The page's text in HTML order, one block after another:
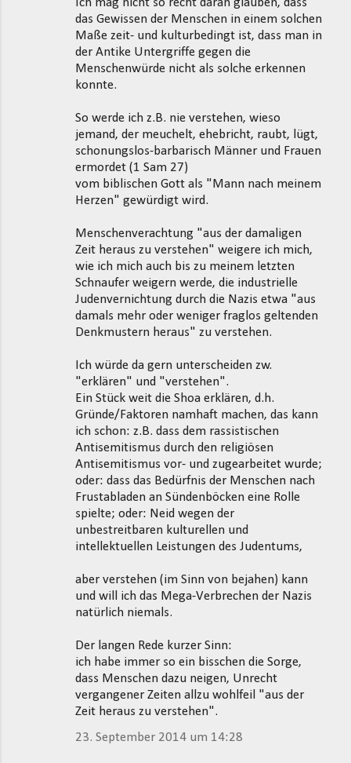
das Gewissen der Menschen in einem solchen
Maße zeit- und kulturbedingt ist, dass man in
der Antike Untergriffe gegen die
Menschenwürde nicht als solche erkennen
konnte.
So werde ich z.B. nie verstehen, wieso
jemand, der meuchelt, ehebricht, raubt, lügt,
schonungslos-barbarisch Männer und Frauen
ermordet (1 Sam 27)
vom biblischen Gott als "Mann nach meinem
Herzen" gewürdigt wird.
Menschenverachtung "aus der damaligen
Zeit heraus zu verstehen" weigere ich mich,
wie ich mich auch bis zu meinem letzten
Schnaufer weigern werde, die industrielle
Judenvernichtung durch die Nazis etwa "aus
damals mehr oder weniger fraglos geltenden
Denkmustern heraus" zu verstehen.
Ich würde da gern unterscheiden zw.
"erklären" und "verstehen".
Ein Stück weit die Shoa erklären, d.h.
Gründe/Faktoren namhaft machen, das kann
ich schon: z.B. dass dem rassistischen
Antisemitismus durch den religiösen
Antisemitismus vor- und zugearbeitet wurde;
oder: dass das Bedürfnis der Menschen nach
Frustabladen an Sündenböcken eine Rolle
spielte; oder: Neid wegen der
unbestreitbaren kulturellen und
intellektuellen Leistungen des Judentums,
aber verstehen (im Sinn von bejahen) kann
und will ich das Mega-Verbrechen der Nazis
natürlich niemals.
Der langen Rede kurzer Sinn:
ich habe immer so ein bisschen die Sorge,
dass Menschen dazu neigen, Unrecht
vergangener Zeiten allzu wohlfeil "aus der
Zeit heraus zu verstehen".
23. September 2014 um 14:28